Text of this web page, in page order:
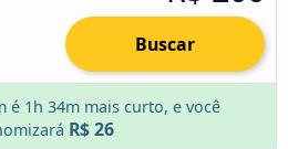
Buscar
é 1h 34m mais curto, e você
R$ 26